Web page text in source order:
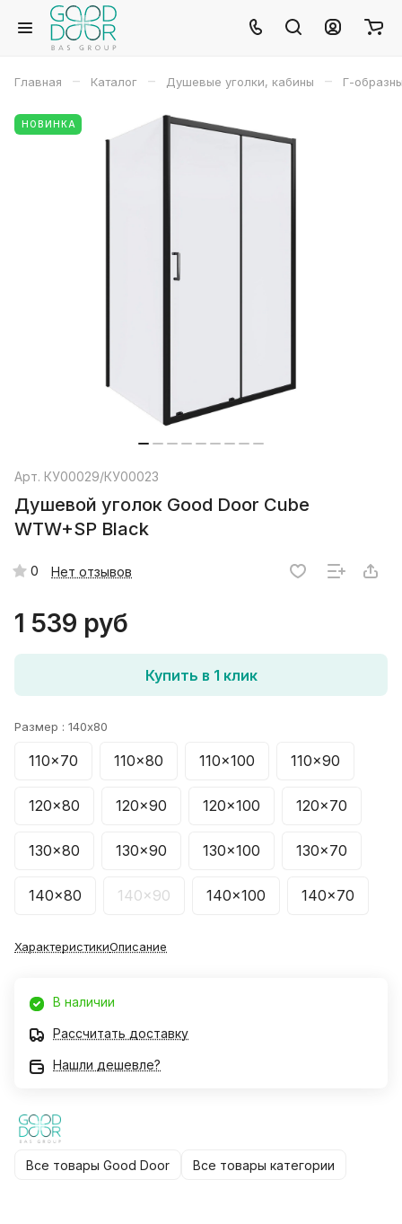
Главная – Каталог – Душевые уголки, кабины – Г-
НОВИНКА
Арт. КУ00029/КУ00023
Душевой уголок Good Door Cube
WTW+SP Black
0 Нет отзывов
1 539 руб
Купить в 1 клик
Размер : 140x80
110x70 110x80 110x100 110x90
120x80 120x90 120x100 120x70
130x80 130x90 130x100 130x70
140x80 140x90 140x100 140x70
ХарактеристикиОписание
В наличии
Рассчитать доставку
Нашли дешевле?
Все товары Good Door Все товары категории